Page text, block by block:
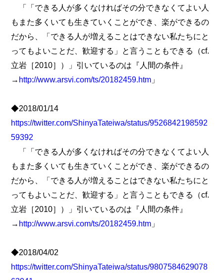
「「できる人が多くなければその分できなくてよい人
もまた多くいても生きていくことができ、楽ができるの
だから、「できる人が増えることはできない私たちにと
ってもよいことだ、歓迎する」と言うこともできる（cf.
立岩［2010］）」引いているのは『人間の条件』
→ http://www.arsvi.com/ts/20182459.htm 」
◆2018/01/14
https://twitter.com/ShinyaTateiwa/status/9526842198592
59392
「「できる人が多くなければその分できなくてよい人
もまた多くいても生きていくことができ、楽ができるの
だから、「できる人が増えることはできない私たちにと
ってもよいことだ、歓迎する」と言うこともできる（cf.
立岩［2010］）」引いているのは『人間の条件』
→ http://www.arsvi.com/ts/20182459.htm 」
◆2018/04/02
https://twitter.com/ShinyaTateiwa/status/9807584629078